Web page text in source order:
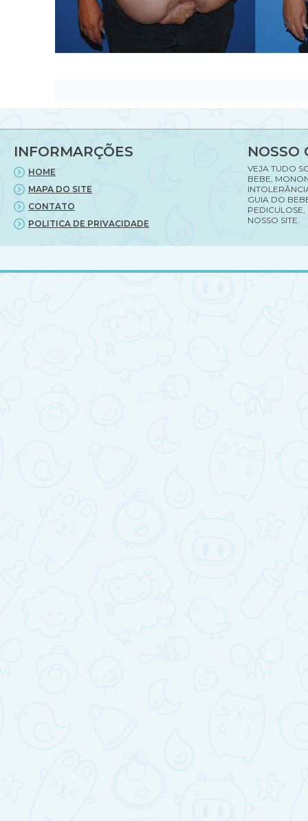
INFORMARÇÕES
HOME
MAPA DO SITE
CONTATO
POLITICA DE PRIVACIDADE
NOSSO
VEJA TUDO
BEBE,
GUIA DO
PEDICULOSE,
NOSSO SITE.